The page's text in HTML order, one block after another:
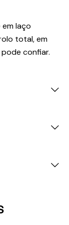
laço
total, em
confiar.